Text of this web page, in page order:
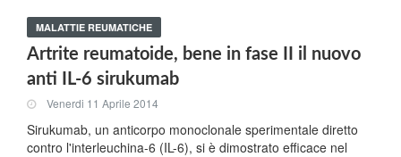
MALATTIE REUMATICHE
Artrite reumatoide, bene in fase II il nuovo
anti IL-6 sirukumab
Venerdi 11 Aprile 2014
Sirukumab, un anticorpo monoclonale sperimentale diretto
contro l'interleuchina-6 (IL-6), si è dimostrato efficace nel